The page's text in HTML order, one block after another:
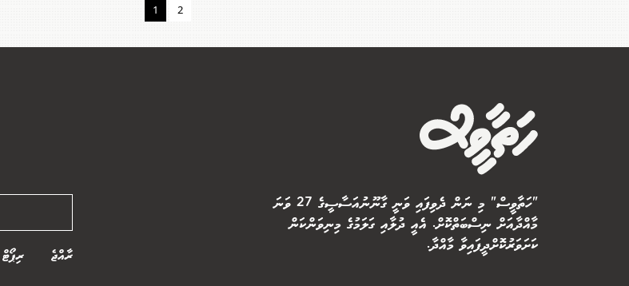
1 2
"ހަތާވީސް" މި ނަން ދެވިފައި ވަނީ ގާނޫނުއަސާސީގެ 27 ވަނަ
މާއްދާއަށް ނިސްބަތްކޮށް. އެއީ ދުލާއި ގަލަމުގެ މިނިވަންކަން
ކަށަވަރުކޮށްދީފައިވާ މާއްދާ.
ރާއްޖެ ރިޕޯޓް